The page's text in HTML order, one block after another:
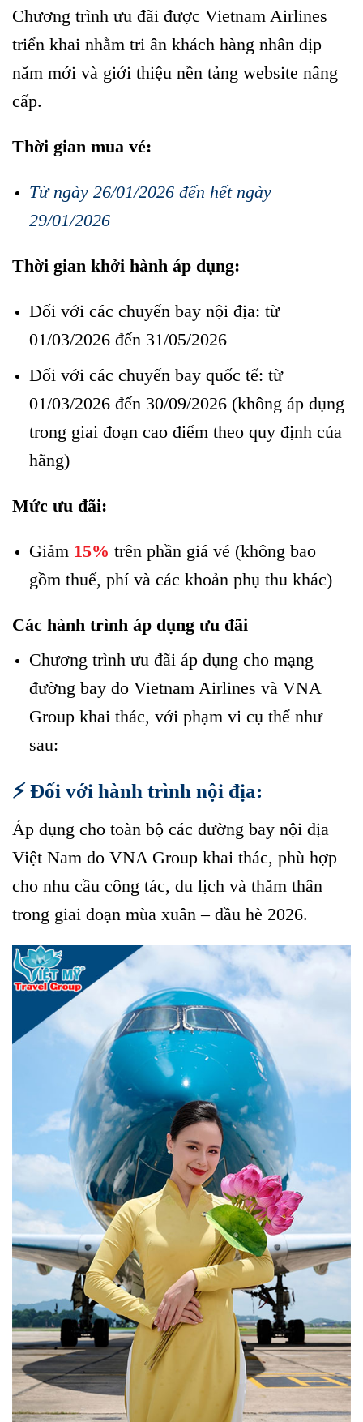
Chương trình ưu đãi được Vietnam Airlines
triển khai nhằm tri ân khách hàng nhân dịp
năm mới và giới thiệu nền tảng website nâng
cấp.
Thời gian mua vé:
Từ ngày 26/01/2026 đến hết ngày
29/01/2026
Thời gian khởi hành áp dụng:
Đối với các chuyến bay nội địa: từ
01/03/2026 đến 31/05/2026
Đối với các chuyến bay quốc tế: từ
01/03/2026 đến 30/09/2026 (không áp dụng
trong giai đoạn cao điểm theo quy định của
hãng)
Mức ưu đãi:
Giảm 15% trên phần giá vé (không bao
gồm thuế, phí và các khoản phụ thu khác)
Các hành trình áp dụng ưu đãi
Chương trình ưu đãi áp dụng cho mạng
đường bay do Vietnam Airlines và VNA
Group khai thác, với phạm vi cụ thể như
sau:
⚡ Đối với hành trình nội địa:
Áp dụng cho toàn bộ các đường bay nội địa
Việt Nam do VNA Group khai thác, phù hợp
cho nhu cầu công tác, du lịch và thăm thân
trong giai đoạn mùa xuân – đầu hè 2026.